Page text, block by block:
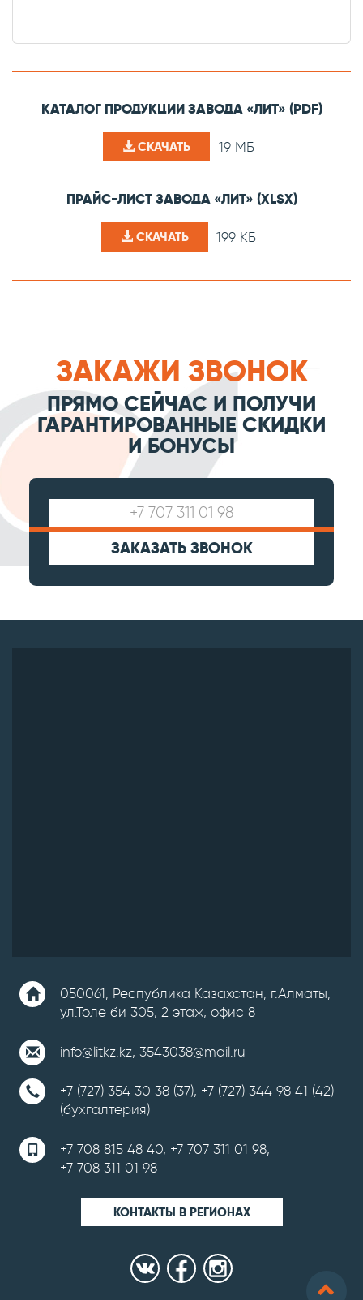
КАТАЛОГ ПРОДУКЦИИ ЗАВОДА «ЛИТ» (PDF)
СКАЧАТЬ 19 МБ
ПРАЙС-ЛИСТ ЗАВОДА «ЛИТ» (XLSX)
СКАЧАТЬ 199 КБ
ЗАКАЖИ ЗВОНОК
ПРЯМО СЕЙЧАС И ПОЛУЧИ
ГАРАНТИРОВАННЫЕ СКИДКИ
И БОНУСЫ
ЗАКАЗАТЬ ЗВОНОК
050061, Республика Казахстан, г.Алматы,
ул.Толе би 305, 2 этаж, офис 8
info@litkz.kz, 3543038@mail.ru
+7 (727) 354 30 38 (37), +7 (727) 344 98 41 (42)
(бухгалтерия)
+7 708 815 48 40, +7 707 311 01 98,
+7 708 311 01 98
КОНТАКТЫ В РЕГИОНАХ